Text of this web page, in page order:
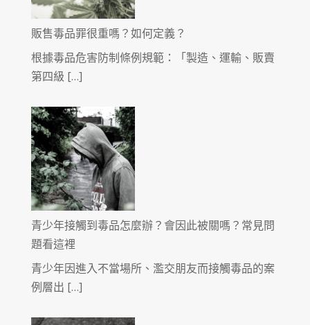
販售毒品罪很重嗎？如何定義？
根據毒品危害防制條例規範：「製造、運輸、販賣
第四級 […]
青少年接觸到毒品怎麼辦？會因此被關嗎？常見問
題看這裡
青少年因進入不當場所、濫交朋友而接觸毒品的案
例層出 […]